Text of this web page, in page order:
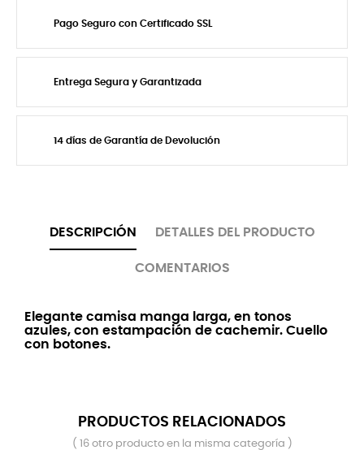
Pago Seguro con Certificado SSL
Entrega Segura y Garantizada
14 días de Garantía de Devolución
DESCRIPCIÓN DETALLES DEL PRODUCTO
COMENTARIOS
Elegante camisa manga larga, en tonos
azules, con estampación de cachemir. Cuello
con botones.
PRODUCTOS RELACIONADOS
( 16 otro producto en la misma categoría )